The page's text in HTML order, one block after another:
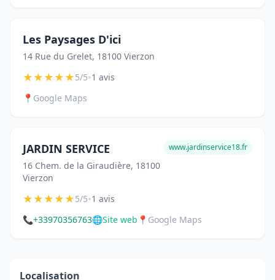
Les Paysages D'ici
14 Rue du Grelet, 18100 Vierzon
★★★★★5/5•1 avis
📍 Google Maps
JARDIN SERVICE
16 Chem. de la Giraudière, 18100
Vierzon
www.jardinservice18.fr
★★★★★5/5•1 avis
📞+33970356763🌐Site web 📍 Google Maps
Localisation